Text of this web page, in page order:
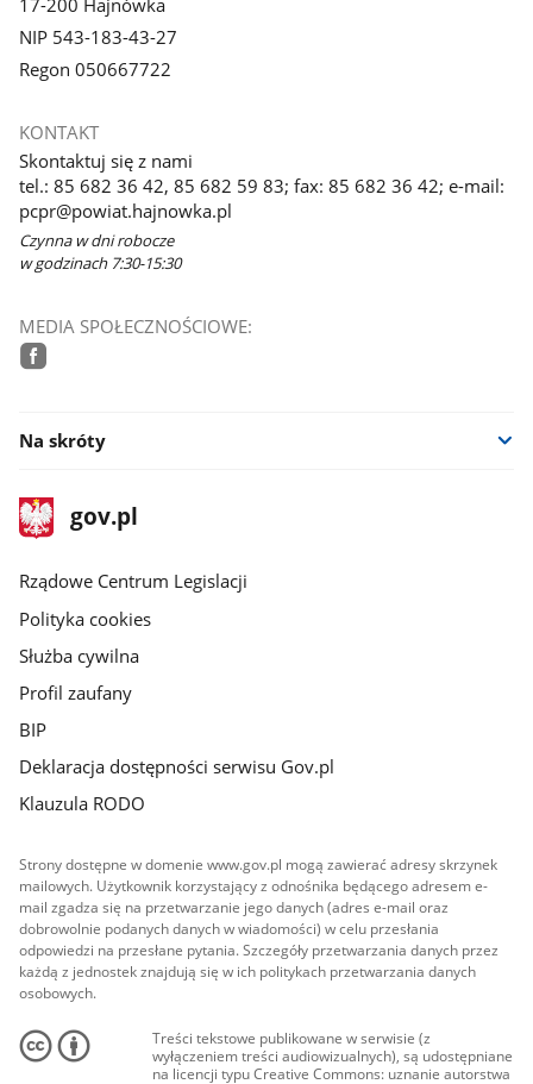
17-200 Hajnówka
NIP 543-183-43-27
Regon 050667722
KONTAKT
Skontaktuj się z nami
tel.: 85 682 36 42, 85 682 59 83; fax: 85 682 36 42; e-mail:
pcpr@powiat.hajnowka.pl
Czynna w dni robocze
w godzinach 7:30-15:30
MEDIA SPOŁECZNOŚCIOWE:
Na skróty
stopka
gov.plStrona
gov.pl
Rządowe Centrum Legislacji
Polityka cookies
Służba cywilna
Profil zaufany
BIP
Deklaracja dostępności serwisu Gov.pl
Klauzula RODO
Strony dostępne w domenie www.gov.pl mogą zawierać adresy skrzynek
mailowych. Użytkownik korzystający z odnośnika będącego adresem e-
mail zgadza się na przetwarzanie jego danych (adres e-mail oraz
dobrowolnie podanych danych w wiadomości) w celu przesłania
odpowiedzi na przesłane pytania. Szczegóły przetwarzania danych przez
każdą z jednostek znajdują się w ich politykach przetwarzania danych
osobowych.
Treści tekstowe publikowane w serwisie (z
wyłączeniem treści audiowizualnych), są udostępniane
na licencji typu Creative Commons: uznanie autorstwa